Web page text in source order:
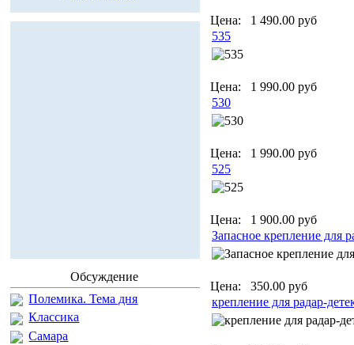
Обсуждение
Полемика. Тема дня
Классика
Самара
Цена: 1 490.00 руб
535
Цена: 1 990.00 руб
530
Цена: 1 990.00 руб
525
Цена: 1 900.00 руб
Запасное крепление для
Цена: 350.00 руб
крепление для радар-